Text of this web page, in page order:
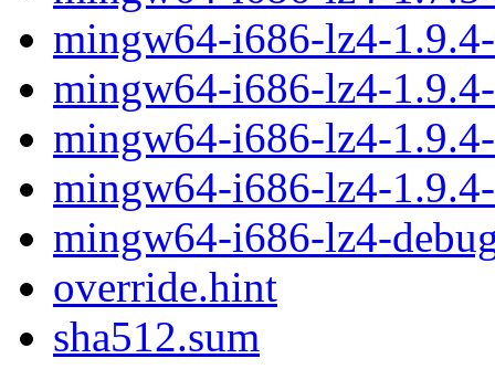
mingw64-i686-lz4-
mingw64-i686-lz4-
mingw64-i686-lz4-
mingw64-i686-lz4-
mingw64-i686-lz4-
override.hint
sha512.sum